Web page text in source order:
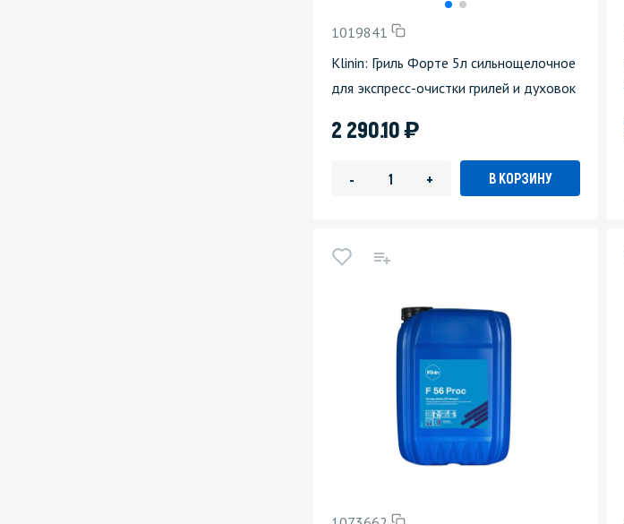
1019841
Klinin: Гриль Форте 5л сильнощелочное
для экспресс-очистки грилей и духовок
2 290.10)
- + В КОРЗИНУ